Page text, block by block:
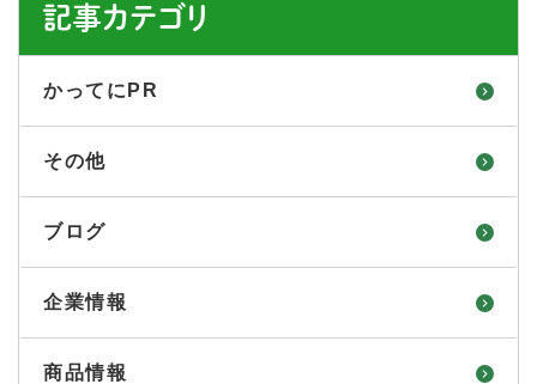
記事カテゴリ
かってにPR
その他
ブログ
企業情報
商品情報